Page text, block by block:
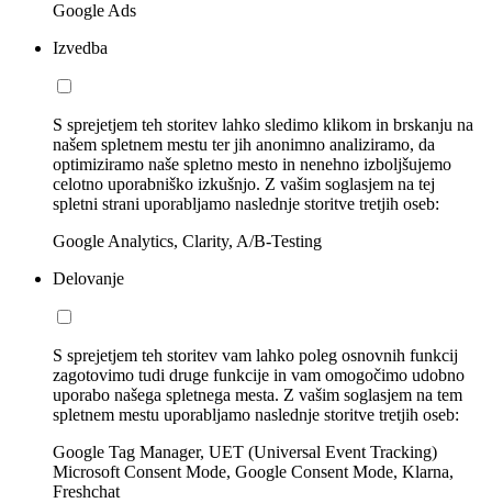
Google Ads
Izvedba
S sprejetjem teh storitev lahko sledimo klikom in brskanju na
našem spletnem mestu ter jih anonimno analiziramo, da
optimiziramo naše spletno mesto in nenehno izboljšujemo
celotno uporabniško izkušnjo. Z vašim soglasjem na tej
spletni strani uporabljamo naslednje storitve tretjih oseb:
Google Analytics, Clarity, A/B-Testing
Delovanje
S sprejetjem teh storitev vam lahko poleg osnovnih funkcij
zagotovimo tudi druge funkcije in vam omogočimo udobno
uporabo našega spletnega mesta. Z vašim soglasjem na tem
spletnem mestu uporabljamo naslednje storitve tretjih oseb:
Google Tag Manager, UET (Universal Event Tracking)
Microsoft Consent Mode, Google Consent Mode, Klarna,
Freshchat